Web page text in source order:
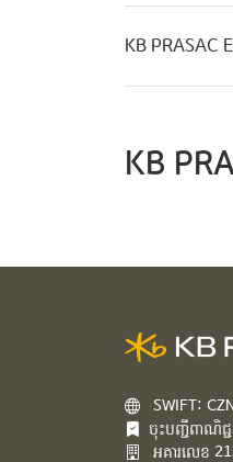
KB PRASAC
KB
SWIFT:
ចុះបញ្ជីពាណិជ្
អគារ​លេខ​